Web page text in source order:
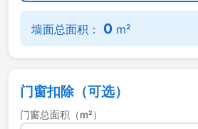
墙面总面积： 0 m²
门窗扣除（可选）
门窗总面积（m²）